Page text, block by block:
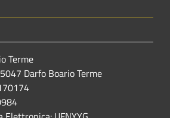
Terme
Darfo Boario Terme